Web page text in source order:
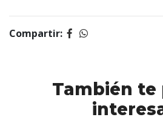
Compartir:
También te